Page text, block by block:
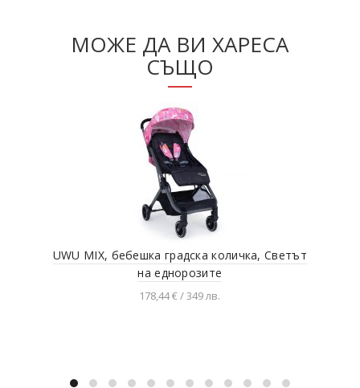
МОЖЕ ДА ВИ ХАРЕСА
СЪЩО
UWU MIX, бебешка градска количка, Светът
на еднорозите
178,44 € / 349 лв.